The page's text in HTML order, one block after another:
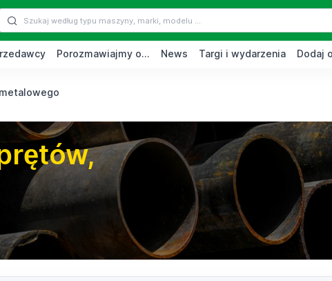
Porozmawiajmy o... News Targi i wydarzenia Dodaj